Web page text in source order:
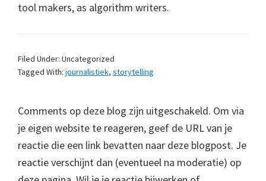
tool makers, as algorithm writers.
Filed Under: Uncategorized
Tagged With: journalistiek, storytelling
Comments op deze blog zijn uitgeschakeld. Om via
je eigen website te reageren, geef de URL van je
reactie die een link bevatten naar deze blogpost. Je
reactie verschijnt dan (eventueel na moderatie) op